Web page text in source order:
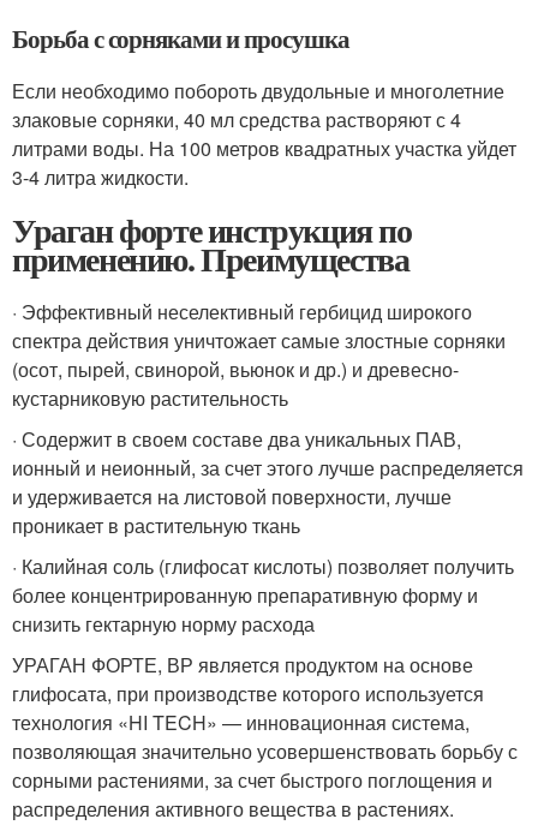
Борьба с сорняками и просушка
Если необходимо побороть двудольные и многолетние
злаковые сорняки, 40 мл средства растворяют с 4
литрами воды. На 100 метров квадратных участка уйдет
3-4 литра жидкости.
Ураган форте инструкция по
применению. Преимущества
· Эффективный неселективный гербицид широкого
спектра действия уничтожает самые злостные сорняки
(осот, пырей, свинорой, вьюнок и др.) и древесно-
кустарниковую растительность
· Содержит в своем составе два уникальных ПАВ,
ионный и неионный, за счет этого лучше распределяется
и удерживается на листовой поверхности, лучше
проникает в растительную ткань
· Калийная соль (глифосат кислоты) позволяет получить
более концентрированную препаративную форму и
снизить гектарную норму расхода
УРАГАН ФОРТЕ, ВР является продуктом на основе
глифосата, при производстве которого используется
технология «HI TECH» — инновационная система,
позволяющая значительно усовершенствовать борьбу с
сорными растениями, за счет быстрого поглощения и
распределения активного вещества в растениях.